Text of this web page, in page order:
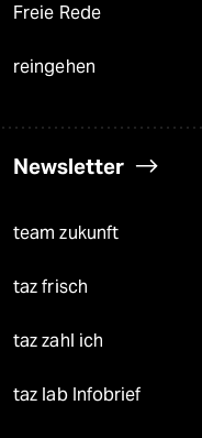
Freie Rede
reingehen
Newsletter
team zukunft
taz frisch
taz zahl ich
taz lab Infobrief